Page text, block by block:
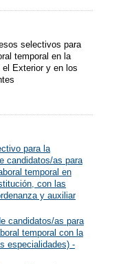
selectivos para
temporal en la
Exterior y en los
para la
candidatos/as para
temporal en
con las
y auxiliar
candidatos/as para
temporal con la
especialidades) -